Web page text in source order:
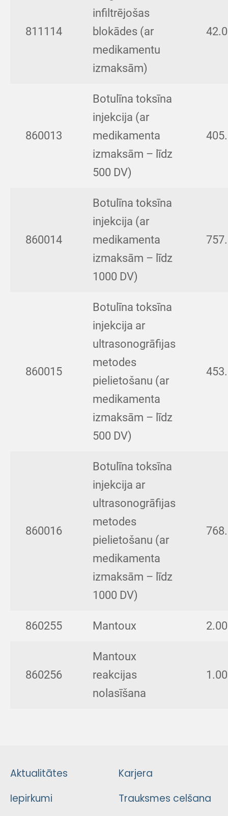
811114
infiltrējošas
blokādes (ar
medikamentu
izmaksām)
860013
Botulīna toksīna
injekcija (ar
medikamenta
izmaksām – līdz
500 DV)
860014
Botulīna toksīna
injekcija (ar
medikamenta
izmaksām – līdz
1000 DV)
860015
Botulīna toksīna
injekcija ar
ultrasonogrāfijas
metodes
pielietošanu (ar
medikamenta
izmaksām – līdz
500 DV)
860016
Botulīna toksīna
injekcija ar
ultrasonogrāfijas
metodes
pielietošanu (ar
medikamenta
izmaksām – līdz
1000 DV)
860255 Mantoux 2.00
860256
Mantoux
reakcijas
nolasīšana
1.00
Aktualitātes
Iepirkumi
Karjera
Trauksmes celšana